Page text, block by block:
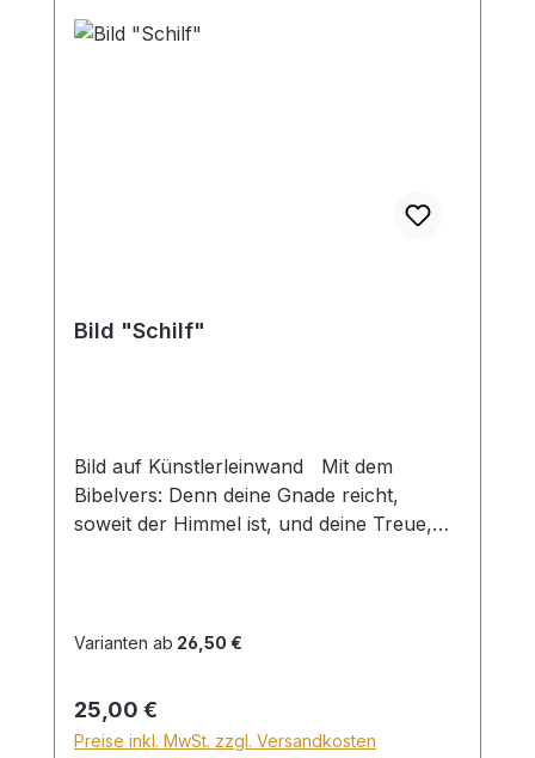
Bild "Schilf"
Bild auf Künstlerleinwand Mit dem
Bibelvers: Denn deine Gnade reicht,
soweit der Himmel ist, und deine Treue,
Versand innerhalb Deutschlands ein
28,99€ berechnet. Für den Versand ins
Ausland beträgt der Sperrgutzuschlag
Varianten ab 26,50 €
Regulärer Preis:
25,00 €
Preise inkl. MwSt. zzgl. Versandkosten